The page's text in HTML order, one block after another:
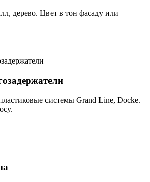
дерево. Цвет в тон фасаду или
системы Grand Line, Docke.